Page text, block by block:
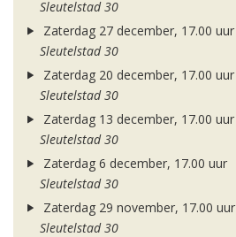
Sleutelstad 30
Zaterdag 27 december, 17.00 uur
Sleutelstad 30
Zaterdag 20 december, 17.00 uur
Sleutelstad 30
Zaterdag 13 december, 17.00 uur
Sleutelstad 30
Zaterdag 6 december, 17.00 uur
Sleutelstad 30
Zaterdag 29 november, 17.00 uur
Sleutelstad 30